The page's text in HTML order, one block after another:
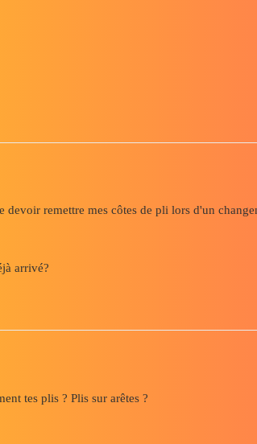
devoir remettre mes côtes de pli lors d'un
arrivé?
tes plis ? Plis sur arêtes ?